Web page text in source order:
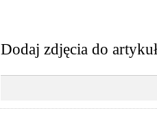
Dodaj zdjęcia do